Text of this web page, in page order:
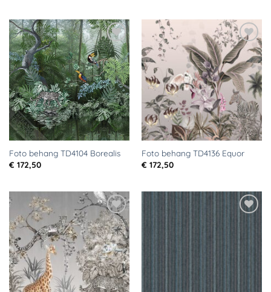
Toevoegen
aan
verlanglijst
Foto behang TD4104 Borealis
€ 172,50
Toevoegen
aan
verlanglijst
Foto behang TD4136 Equor
€ 172,50
Toevoegen
aan
verlanglijst